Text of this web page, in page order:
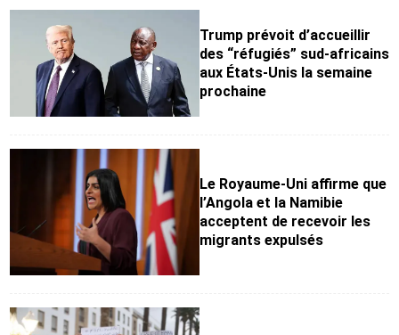
Trump prévoit d’accueillir
des “réfugiés” sud-africains
aux États-Unis la semaine
prochaine
Le Royaume-Uni affirme que
l’Angola et la Namibie
acceptent de recevoir les
migrants expulsés